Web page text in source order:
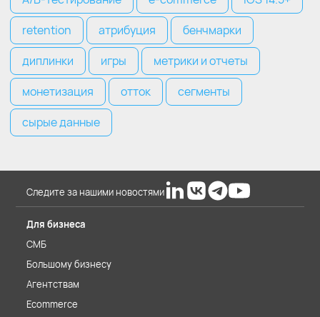
retention
атрибуция
бенчмарки
диплинки
игры
метрики и отчеты
монетизация
отток
сегменты
сырые данные
Следите за нашими новостями
Для бизнеса
СМБ
Большому бизнесу
Агентствам
Ecommerce